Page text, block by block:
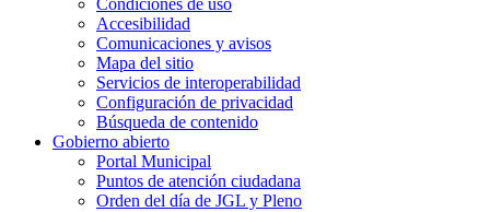
Condiciones de uso
Accesibilidad
Comunicaciones y avisos
Mapa del sitio
Servicios de interoperabilidad
Configuración de privacidad
Búsqueda de contenido
Gobierno abierto
Portal Municipal
Puntos de atención ciudadana
Orden del día de JGL y Pleno